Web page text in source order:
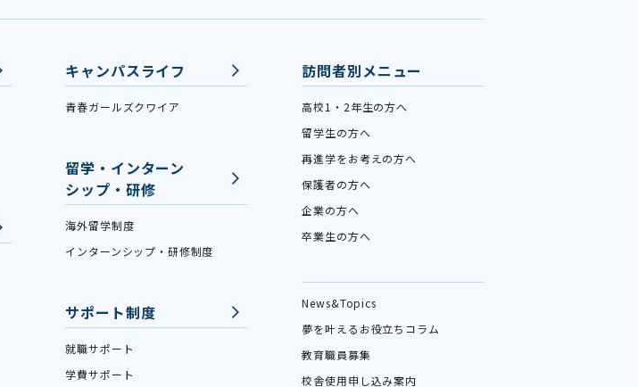
キャンパスライフ
青春ガールズクワイア
留学・インターン
シップ・研修
海外留学制度
インターンシップ・研修制度
サポート制度
就職サポート
学費サポート
訪問者別メニュー
高校1・2年生の方へ
留学生の方へ
再進学をお考えの方へ
保護者の方へ
企業の方へ
卒業生の方へ
News&Topics
夢を叶えるお役立ちコラム
教育職員募集
校舎使用申し込み案内